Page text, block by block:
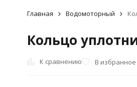
Главная Водомоторный
Кольцо
К сравнению В избранное